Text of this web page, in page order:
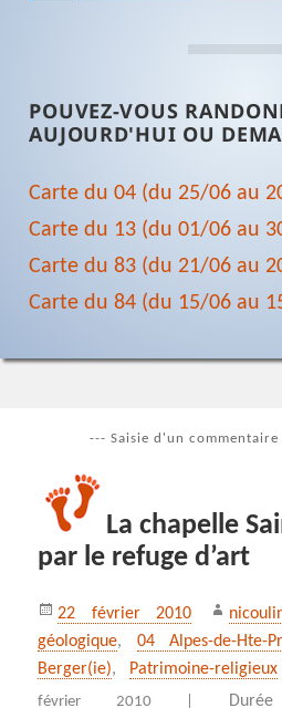
POUVEZ-VOUS
AUJOURD'HUI OU
Carte du 04 (du 25/06 au
Carte du 13 (du 01/06 au
Carte du 83 (du 21/06 au
Carte du 84 (du 15/06 au
--- Saisie d'un commentaire
La chapelle
par le refuge d’art
Publié
le
22 février 2010 Auteur
géologique, 04 Alpes-de-Hte-
Berger(ie), Patrimoine-religieux
février 2010 |